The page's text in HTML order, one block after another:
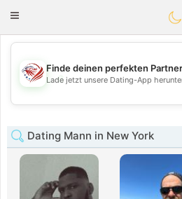
Toggle
💖
💕
Finde deinen perfekten Partner
Lade jetzt unsere Dating-App
Dating Mann in New York